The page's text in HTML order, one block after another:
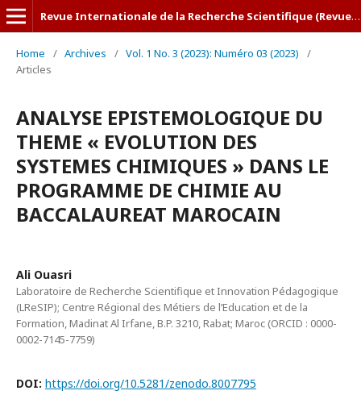
Revue Internationale de la Recherche Scientifique (Revue-IRS)
Home / Archives / Vol. 1 No. 3 (2023): Numéro 03 (2023)
/
Articles
ANALYSE EPISTEMOLOGIQUE DU
THEME « EVOLUTION DES
SYSTEMES CHIMIQUES » DANS LE
PROGRAMME DE CHIMIE AU
BACCALAUREAT MAROCAIN
Ali Ouasri
Laboratoire de Recherche Scientifique et Innovation Pédagogique
(LReSIP); Centre Régional des Métiers de l’Education et de la
Formation, Madinat Al Irfane, B.P. 3210, Rabat; Maroc (ORCID : 0000-
0002-7145-7759)
DOI: https://doi.org/10.5281/zenodo.8007795